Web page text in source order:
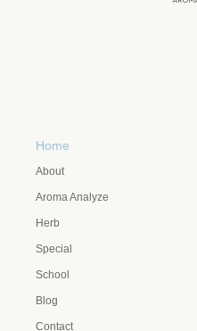
Home
About
Aroma Analyze
Herb
Special
School
Blog
Contact